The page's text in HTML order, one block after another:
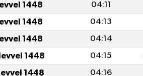
1448 04:11
1448 04:13
1448 04:14
1448 04:15
1448 04:16